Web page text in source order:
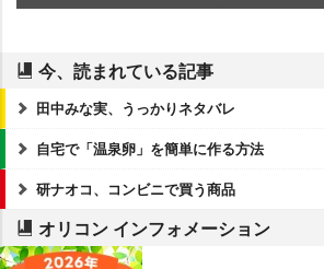
今、読まれている記事
田中みな実、うっかりネタバレ
自宅で「温泉卵」を簡単に作る方法
研ナオコ、コンビニで買う商品
オリコン インフォメーション